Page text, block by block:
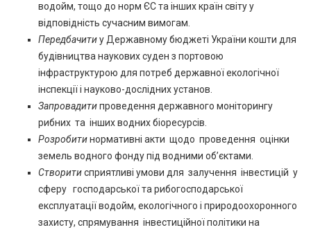
водойм, тощо до норм ЄС та інших країн світу у
відповідність сучасним вимогам.
Передбачитиу Державному бюджеті України кошти для
будівництва наукових суден з портовою
інфраструктурою для потреб державної екологічної
інспекції і науково-дослідних установ.
Запровадитипроведення державного моніторингу
рибних та інших водних біоресурсів.
Розробитинормативні акти щодо проведення оцінки
земель водного фонду під водними об’єктами.
Створитисприятливі умови для залучення інвестицій у
сферу господарської та рибогосподарської
експлуатації водойм, екологічного і природоохоронного
захисту, спрямування інвестиційної політики на